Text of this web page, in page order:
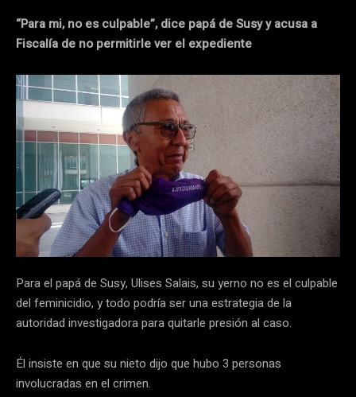
“Para mi, no es culpable”, dice papá de Susy y acusa a
Fiscalía de no permitirle ver el expediente
Para el papá de Susy, Ulises Salais, su yerno no es el culpable
del feminicidio, y todo podría ser una estrategia de la
autoridad investigadora para quitarle presión al caso.
Él insiste en que su nieto dijo que hubo 3 personas
involucradas en el crimen.